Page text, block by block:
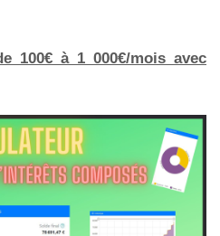
100€ à 1 000€/mois avec